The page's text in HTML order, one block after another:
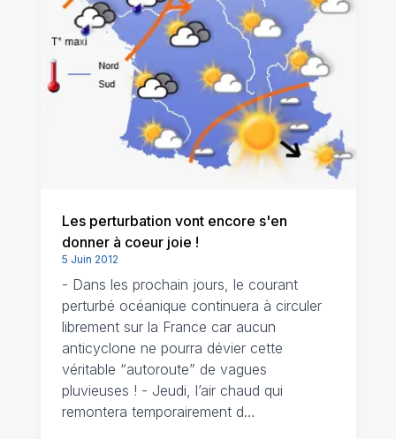
Les perturbation vont encore s'en
donner à coeur joie !
5 Juin 2012
- Dans les prochain jours, le courant
perturbé océanique continuera à circuler
librement sur la France car aucun
anticyclone ne pourra dévier cette
véritable “autoroute” de vagues
pluvieuses ! - Jeudi, l’air chaud qui
remontera temporairement d…